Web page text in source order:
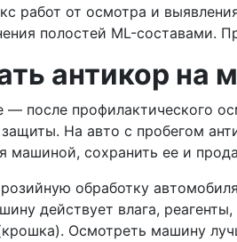
работ от осмотра и
полостей ML-составами.
антикор на
после профилактического
На авто с пробегом
машиной, сохранить ее и
обработку
действует влага,
Осмотреть машину